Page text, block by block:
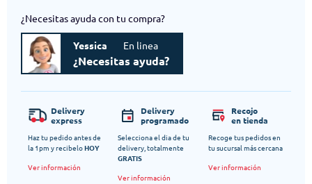
¿Necesitas ayuda con tu compra?
Yessica En linea
¿Necesitas ayuda?
Delivery
express
Haz tu pedido antes de
la 1pm y recibeloHOY
Ver información
Delivery
programado
Selecciona el dia de tu
delivery, totalmente
GRATIS
Ver información
Recojo
en tienda
Recoge tus pedidos en
tu sucursal más cercana
Ver información